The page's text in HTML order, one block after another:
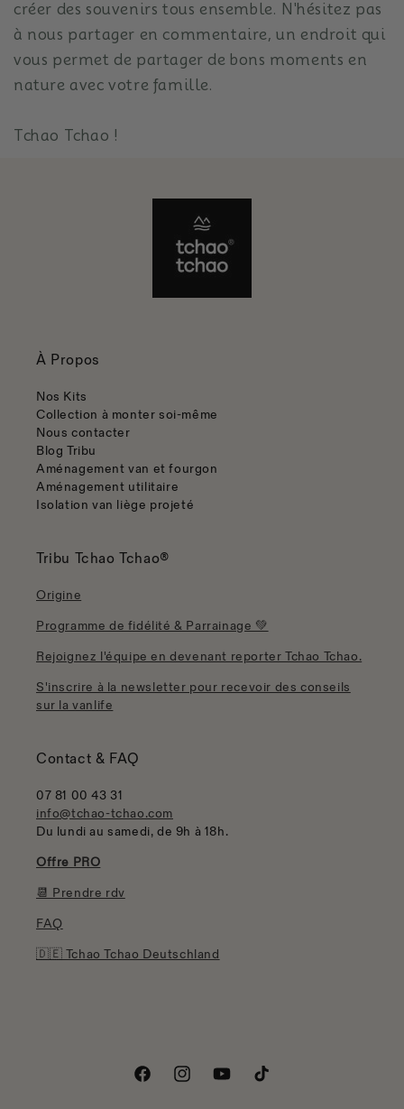
créer des souvenirs tous ensemble. N'hésitez pas
à nous partager en commentaire, un endroit qui
vous permet de partager de bons moments en
nature avec votre famille.
Tchao Tchao !
À Propos
Nos Kits
Collection à monter soi-même
Nous contacter
Blog Tribu
Aménagement van et fourgon
Aménagement utilitaire
Isolation van liège projeté
Tribu Tchao Tchao®
Origine
Programme de fidélité & Parrainage 💚
Rejoignez l'équipe en devenant reporter Tchao Tchao.
S'inscrire à la newsletter pour recevoir des conseils
sur la vanlife
Contact & FAQ
07 81 00 43 31
info@tchao-tchao.com
Du lundi au samedi, de 9h à 18h.
Offre PRO
📆 Prendre rdv
FAQ
🇩🇪 Tchao Tchao Deutschland
FacebookInstagramYouTubeTikTok